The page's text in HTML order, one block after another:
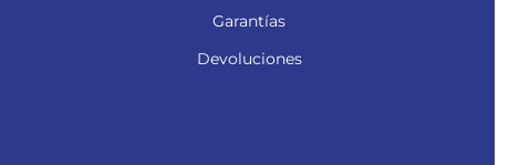
Garantías
Devoluciones